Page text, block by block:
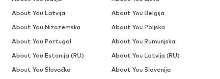
About You Latvija
About You Belgija
About You Nizozemska
About You Poljska
About You Portugal
About You Rumunjska
About You Estonija (RU)
About You Latvija (RU)
About You Slovačka
About You Slovenija